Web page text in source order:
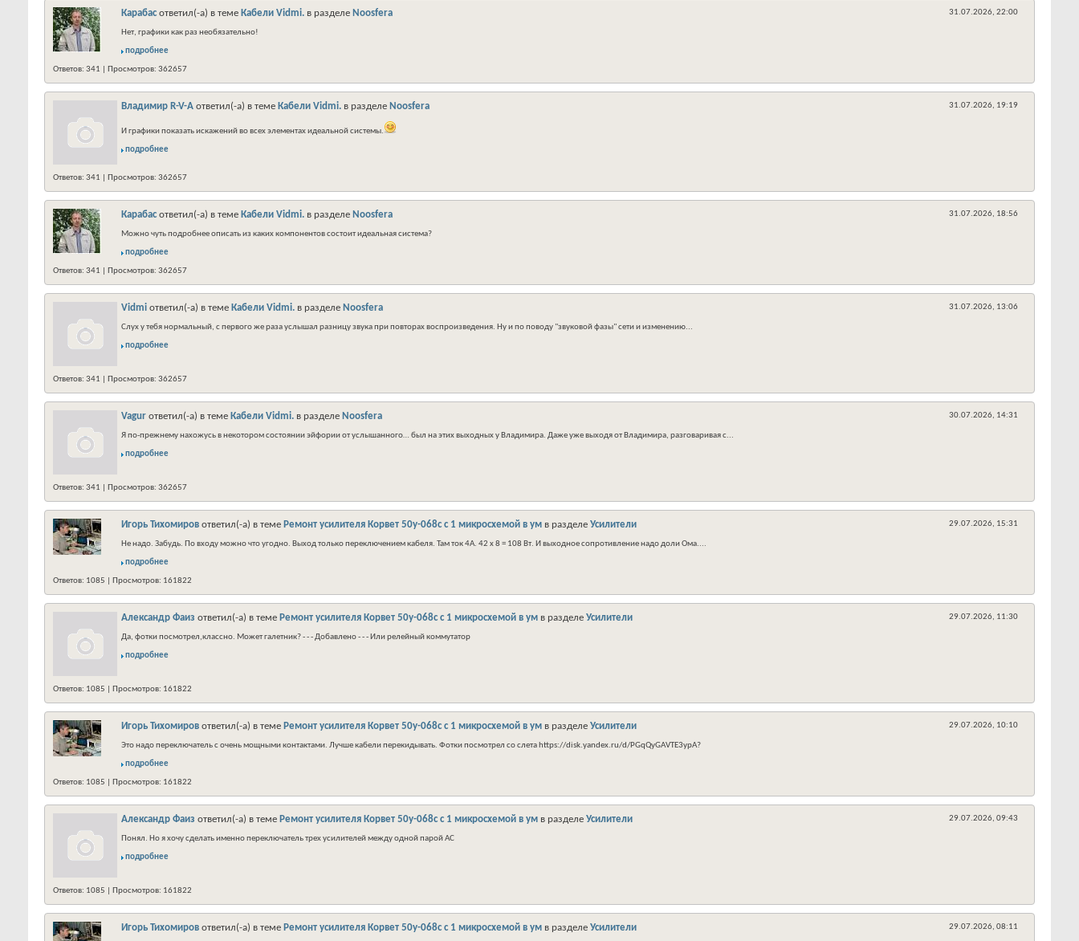
31.07.2026, 22:00
Карабас ответил(-а) в теме Кабели Vidmi. в разделе Noosfera
Нет, графики как раз необязательно!
подробнее
Ответов: 341 | Просмотров: 362657
31.07.2026, 19:19
Владимир R-V-A ответил(-а) в теме Кабели Vidmi. в разделе Noosfera
И графики показать искажений во всех элементах идеальной системы.
подробнее
Ответов: 341 | Просмотров: 362657
31.07.2026, 18:56
Карабас ответил(-а) в теме Кабели Vidmi. в разделе Noosfera
Можно чуть подробнее описать из каких компонентов состоит идеальная система?
подробнее
Ответов: 341 | Просмотров: 362657
31.07.2026, 13:06
Vidmi ответил(-а) в теме Кабели Vidmi. в разделе Noosfera
Слух у тебя нормальный, с первого же раза услышал разницу звука при повторах воспроизведения. Ну и по поводу "звуковой фазы" сети и изменению...
подробнее
Ответов: 341 | Просмотров: 362657
30.07.2026, 14:31
Vagur ответил(-а) в теме Кабели Vidmi. в разделе Noosfera
Я по-прежнему нахожусь в некотором состоянии эйфории от услышанного… был на этих выходных у Владимира. Даже уже выходя от Владимира, разговаривая с...
подробнее
Ответов: 341 | Просмотров: 362657
29.07.2026, 15:31
Игорь Тихомиров ответил(-а) в теме Ремонт усилителя Корвет 50у-068с с 1 микросхемой в ум в разделе Усилители
Не надо. Забудь. По входу можно что угодно. Выход только переключением кабеля. Там ток 4А. 42​ х 8 = 108 Вт. И выходное сопротивление надо доли Ома....
подробнее
Ответов: 1085 | Просмотров: 161822
29.07.2026, 11:30
Александр Фаиз ответил(-а) в теме Ремонт усилителя Корвет 50у-068с с 1 микросхемой в ум в разделе Усилители
Да, фотки посмотрел,классно. Может галетник? - - - Добавлено - - - Или релейный коммутатор
подробнее
Ответов: 1085 | Просмотров: 161822
29.07.2026, 10:10
Игорь Тихомиров ответил(-а) в теме Ремонт усилителя Корвет 50у-068с с 1 микросхемой в ум в разделе Усилители
Это надо переключатель с очень мощными контактами. Лучше кабели перекидывать. Фотки посмотрел со слета https://disk.yandex.ru/d/PGqQyGAVTE3ypA?
подробнее
Ответов: 1085 | Просмотров: 161822
29.07.2026, 09:43
Александр Фаиз ответил(-а) в теме Ремонт усилителя Корвет 50у-068с с 1 микросхемой в ум в разделе Усилители
Понял. Но я хочу сделать именно переключатель трех усилителей между одной парой АС
подробнее
Ответов: 1085 | Просмотров: 161822
29.07.2026, 08:11
Игорь Тихомиров ответил(-а) в теме Ремонт усилителя Корвет 50у-068с с 1 микросхемой в ум в разделе Усилители